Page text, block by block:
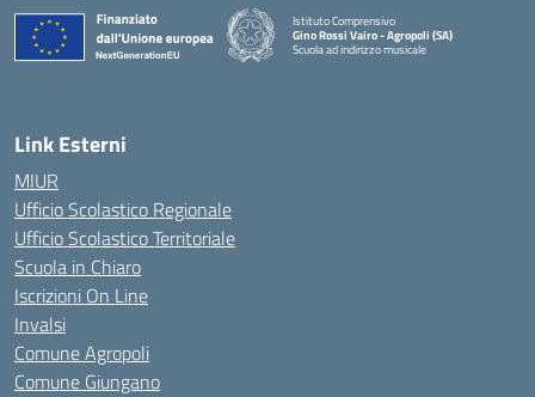
Istituto Comprensivo
Gino Rossi Vairo - Agropoli (SA)
Scuola ad indirizzo musicale
Link Esterni
MIUR
Ufficio Scolastico Regionale
Ufficio Scolastico Territoriale
Scuola in Chiaro
Iscrizioni On Line
Invalsi
Comune Agropoli
Comune Giungano